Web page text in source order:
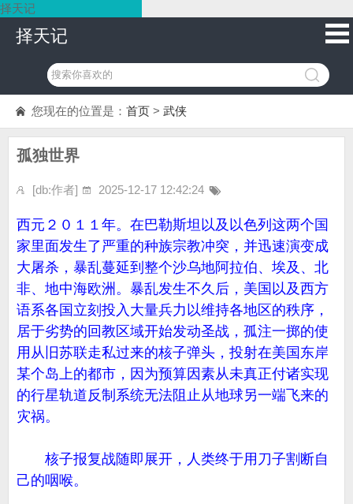
择天记
择天记
您现在的位置是： 首页 > 武侠
孤独世界
[db:作者] 2025-12-17 12:42:24
西元２０１１年。在巴勒斯坦以及以色列这两个国
家里面发生了严重的种族宗教冲突，并迅速演变成
大屠杀，暴乱蔓延到整个沙乌地阿拉伯、埃及、北
非、地中海欧洲。暴乱发生不久后，美国以及西方
语系各国立刻投入大量兵力以维持各地区的秩序，
居于劣势的回教区域开始发动圣战，孤注一掷的使
用从旧苏联走私过来的核子弹头，投射在美国东岸
某个岛上的都市，因为预算因素从未真正付诸实现
的行星轨道反制系统无法阻止从地球另一端飞来的
灾祸。
核子报复战随即展开，人类终于用刀子割断自
己的咽喉。